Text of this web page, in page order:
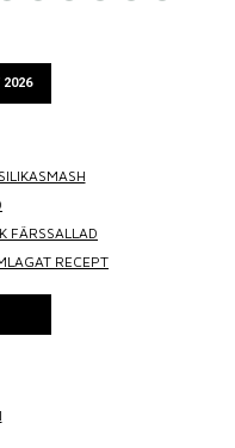
2026
FÄRSSALLAD
RECEPT